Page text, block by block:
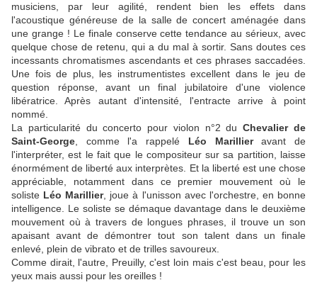
musiciens, par leur agilité, rendent bien les effets dans
l'acoustique généreuse de la salle de concert aménagée dans
une grange ! Le finale conserve cette tendance au sérieux, avec
quelque chose de retenu, qui a du mal à sortir. Sans doutes ces
incessants chromatismes ascendants et ces phrases saccadées.
Une fois de plus, les instrumentistes excellent dans le jeu de
question réponse, avant un final jubilatoire d'une violence
libératrice. Après autant d'intensité, l'entracte arrive à point
nommé.
La particularité du concerto pour violon n°2 duChevalier de
Saint-George , comme l'a rappelé Léo Marillieravant de
l'interpréter, est le fait que le compositeur sur sa partition, laisse
énormément de liberté aux interprètes. Et la liberté est une chose
appréciable, notamment dans ce premier mouvement où le
soliste Léo Marillier, joue à l'unisson avec l'orchestre, en bonne
intelligence. Le soliste se démaque davantage dans le deuxième
mouvement où à travers de longues phrases, il trouve un son
apaisant avant de démontrer tout son talent dans un finale
enlevé, plein de vibrato et de trilles savoureux.
Comme dirait, l'autre, Preuilly, c'est loin mais c'est beau, pour les
yeux mais aussi pour les oreilles !